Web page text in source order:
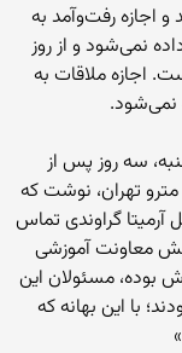
اجازه رفت‌وآمد به
نمی‌شود و از روز
اجازه ملاقات به
نمی‌شود.
سه روز پس از
بیهوشی آرمیتا گراوند در ایستگاه «شهدا» خط ۴ مترو تهران، نوشت که
آرمیتا گراوندی تماس
معاونت آموزشی
بوده، مسئولان این
با این بهانه که